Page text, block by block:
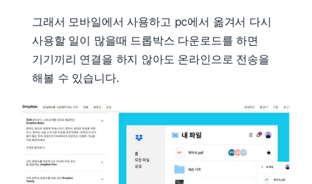
그래서 모바일에서 사용하고 pc에서 옮겨서 다시
사용할 일이 많을때 드롭박스 다운로드를 하면
기기끼리 연결을 하지 않아도 온라인으로 전송을
해볼 수 있습니다.